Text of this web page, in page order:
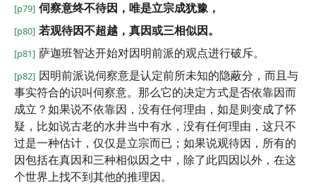
[p79] 伺察意终不待因，唯是立宗成犹豫，
[p80] 若观待因不超越，真因或三相似因。
[p81] 萨迦班智达开始对因明前派的观点进行破斥。
[p82] 因明前派说伺察意是认定前所未知的隐蔽分，而且与
事实符合的识叫伺察意。那么它的决定方式是否依靠因而
成立？如果说不依靠因，没有任何理由，如是则变成了怀
疑，比如说古老的水井当中有水，没有任何理由，这只不
过是一种估计，仅仅是立宗而已；如果说观待因，所有的
因包括在真因和三种相似因之中，除了此四因以外，在这
个世界上找不到其他的推理因。